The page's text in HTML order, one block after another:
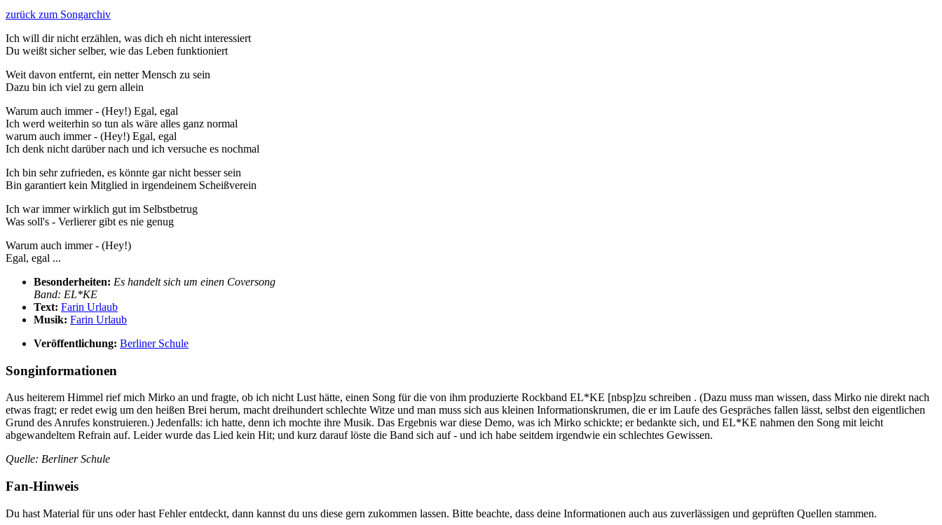
zurück zum Songarchiv
Ich will dir nicht erzählen, was dich eh nicht interessiert
Du weißt sicher selber, wie das Leben funktioniert
Weit davon entfernt, ein netter Mensch zu sein
Dazu bin ich viel zu gern allein
Warum auch immer - (Hey!) Egal, egal
Ich werd weiterhin so tun als wäre alles ganz normal
warum auch immer - (Hey!) Egal, egal
Ich denk nicht darüber nach und ich versuche es nochmal
Ich bin sehr zufrieden, es könnte gar nicht besser sein
Bin garantiert kein Mitglied in irgendeinem Scheißverein
Ich war immer wirklich gut im Selbstbetrug
Was soll's - Verlierer gibt es nie genug
Warum auch immer - (Hey!)
Egal, egal ...
Besonderheiten: Es handelt sich um einen Coversong
Band: EL*KE
Text: Farin Urlaub
Musik: Farin Urlaub
Veröffentlichung: Berliner Schule
Songinformationen
Aus heiterem Himmel rief mich Mirko an und fragte, ob ich nicht Lust hätte, einen Song für die von ihm produzierte Rockband EL*KE [nbsp]zu schreiben . (Dazu muss man wissen, dass Mirko nie direkt nach
etwas fragt; er redet ewig um den heißen Brei herum, macht dreihundert schlechte Witze und man muss sich aus kleinen Informationskrumen, die er im Laufe des Gespräches fallen lässt, selbst den eigentlichen
Grund des Anrufes konstruieren.) Jedenfalls: ich hatte, denn ich mochte ihre Musik. Das Ergebnis war diese Demo, was ich Mirko schickte; er bedankte sich, und EL*KE nahmen den Song mit leicht
abgewandeltem Refrain auf. Leider wurde das Lied kein Hit; und kurz darauf löste die Band sich auf - und ich habe seitdem irgendwie ein schlechtes Gewissen.
Quelle: Berliner Schule
Fan-Hinweis
Du hast Material für uns oder hast Fehler entdeckt, dann kannst du uns diese gern zukommen lassen. Bitte beachte, dass deine Informationen auch aus zuverlässigen und geprüften Quellen stammen.